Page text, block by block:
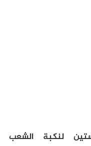
لنكبة الشعب